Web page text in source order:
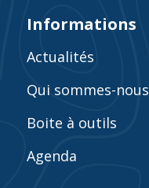
Informations
Actualités
Qui sommes-nous
Boite à outils
Agenda